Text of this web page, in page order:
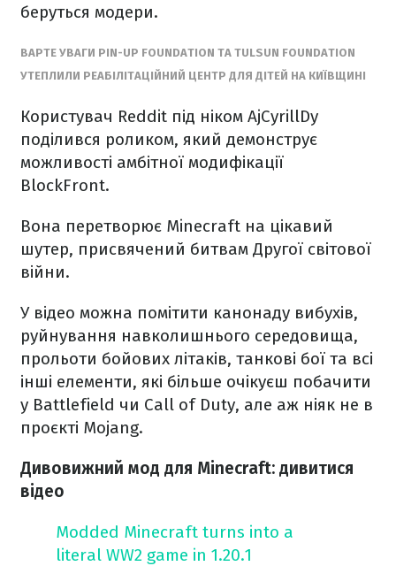
беруться модери.
ВАРТЕ УВАГИ PIN-UP FOUNDATION ТА TULSUN FOUNDATION
УТЕПЛИЛИ РЕАБІЛІТАЦІЙНИЙ ЦЕНТР ДЛЯ ДІТЕЙ НА КИЇВЩИНІ
Користувач Reddit під ніком AjCyrillDy
поділився роликом, який демонструє
можливості амбітної модифікації
BlockFront.
Вона перетворює Minecraft на цікавий
шутер, присвячений битвам Другої світової
війни.
У відео можна помітити канонаду вибухів,
руйнування навколишнього середовища,
прольоти бойових літаків, танкові бої та всі
інші елементи, які більше очікуєш побачити
у Battlefield чи Call of Duty, але аж ніяк не в
проєкті Mojang.
Дивовижний мод для Minecraft: дивитися
відео
Modded Minecraft turns into a
literal WW2 game in 1.20.1